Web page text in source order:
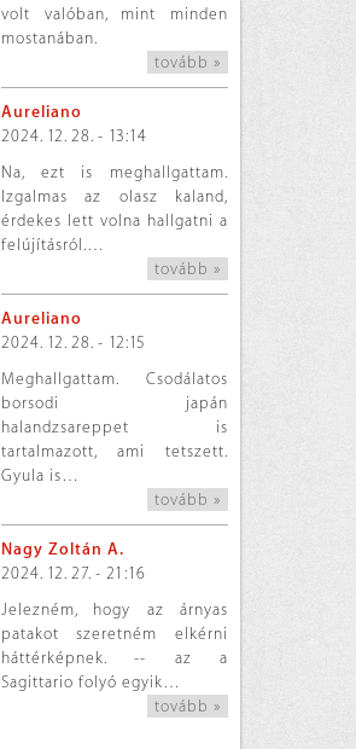
volt valóban, mint minden
mostanában.
tovább »
Aureliano
2024. 12. 28. - 13:14
Na, ezt is meghallgattam.
Izgalmas az olasz kaland,
érdekes lett volna hallgatni a
felújításról.…
tovább »
Aureliano
2024. 12. 28. - 12:15
Meghallgattam. Csodálatos
borsodi japán
halandzsareppet is
tartalmazott, ami tetszett.
Gyula is…
tovább »
Nagy Zoltán A.
2024. 12. 27. - 21:16
Jelezném, hogy az árnyas
patakot szeretném elkérni
háttérképnek. -- az a
Sagittario folyó egyik…
tovább »